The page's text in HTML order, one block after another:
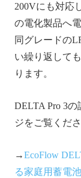
200Vにも対応
の電化製品へ
同グレードの
い繰り返して
ります。
DELTA Pro 3
ジをご覧くださ
→EcoFlow
る家庭用蓄電池